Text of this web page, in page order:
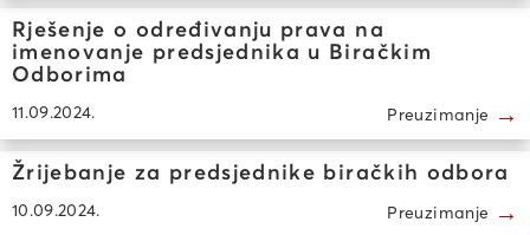
Rješenje o određivanju prava na
imenovanje predsjednika u Biračkim
Odborima
11.09.2024. Preuzimanje →
Žrijebanje za predsjednike biračkih odbora
10.09.2024. Preuzimanje →